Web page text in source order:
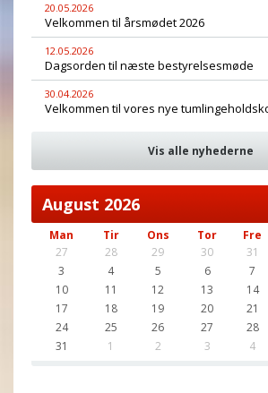
20.05.2026
Velkommen til årsmødet 2026
12.05.2026
Dagsorden til næste bestyrelsesmøde
30.04.2026
Velkommen til vores nye
Vis alle nyhederne
August 2026
Man Tir Ons Tor Fre
27
28 29 30 31
3
4 5 6 7
10
11 12 13 14
17
18 19 20 21
24
25 26 27 28
31
1 2 3 4